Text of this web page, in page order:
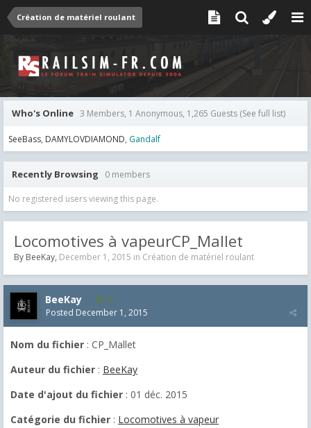
Création de matériel roulant
Who's Online 3 Members, 1 Anonymous, 1,265 Guests (See full list)
SeeBass DAMYLOVDIAMOND Gandalf
Recently Browsing 0 members
No registered users viewing this page.
Locomotives à vapeurCP_Mallet
By BeeKay, December 1, 2015 in Création de matériel roulant
BeeKay 10
Posted December 1, 2015
Nom du fichier : CP_Mallet
Auteur du fichier : BeeKay
Date d'ajout du fichier : 01 déc. 2015
Catégorie du fichier : Locomotives à vapeur